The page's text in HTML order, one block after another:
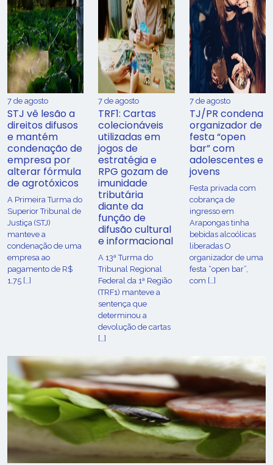
7 de agosto
STJ vê lesão a
direitos difusos
e mantém
condenação de
empresa por
alterar fórmula
de agrotóxicos
​A Primeira Turma do
Superior Tribunal de
Justiça (STJ)
manteve a
condenação de uma
empresa ao
pagamento de R$
1,75 […]
7 de agosto
TRF1: Cartas
colecionáveis
utilizadas em
jogos de
estratégia e
RPG gozam de
imunidade
tributária
diante da
função de
difusão cultural
e informacional
A 13ª Turma do
Tribunal Regional
Federal da 1ª Região
(TRF1) manteve a
sentença que
determinou a
devolução de cartas
[…]
7 de agosto
TJ/PR condena
organizador de
festa “open
bar” com
adolescentes e
jovens
Festa privada com
cobrança de
ingresso em
Arapongas tinha
bebidas alcoólicas
liberadas O
organizador de uma
festa “open bar”,
com […]